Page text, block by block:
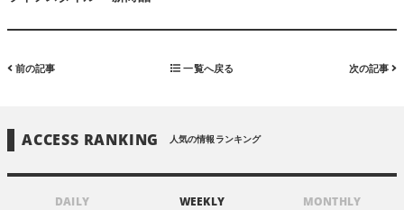
前の記事 一覧へ戻る 次の記事
ACCESS RANKING 人気の情報ランキング
DAILY WEEKLY MONTHLY